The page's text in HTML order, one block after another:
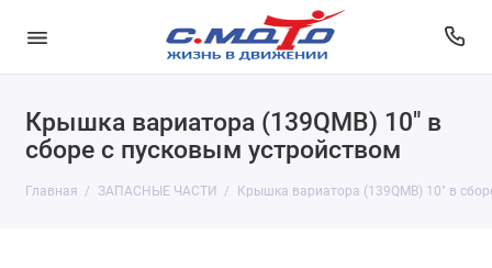
Крышка вариатора (139QMB) 10" в
сборе с пусковым устройством
Главная ЗАПАСНЫЕ ЧАСТИ Крышка вариатора (139QMB) 10" в